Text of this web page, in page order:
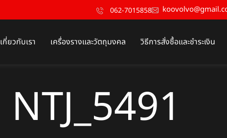
062-7015858
เกี่ยวกับเรา เครื่องรางและวัตถุมงคล วิธีการสั่งซื้อและชำระเงิน
NTJ_5491